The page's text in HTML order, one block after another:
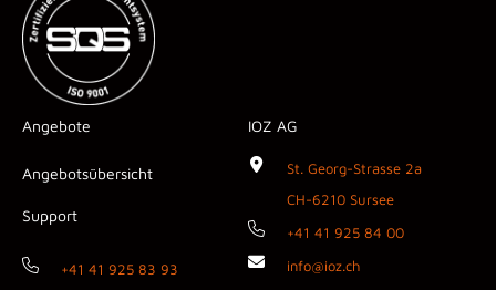
Angebote
Angebotsübersicht
Support
+41 41 925 83 93
IOZ AG
St. Georg-Strasse 2a
CH-6210 Sursee
+41 41 925 84 00
info@ioz.ch